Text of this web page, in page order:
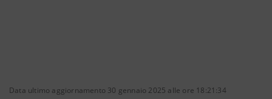
Data ultimo aggiornamento 30 gennaio 2025 alle ore 18:21:34